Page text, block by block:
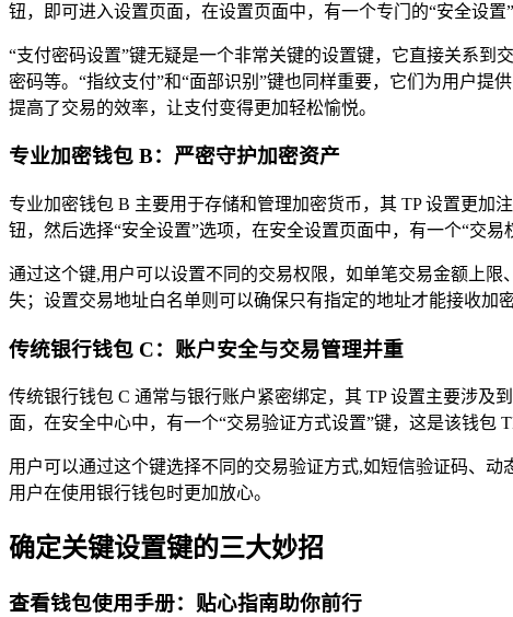
钮，即可进入设置页面，在设置页面中，有一个专门的“安全设置
“支付密码设置”键无疑是一个非常关键的设置键，它直接关系
密码等。“指纹支付”和“面部识别”键也同样重要，它们为用户
提高了交易的效率，让支付变得更加轻松愉悦。
专业加密钱包 B：严密守护加密资产
专业加密钱包 B 主要用于存储和管理加密货币，其 TP 设置更
钮，然后选择“安全设置”选项，在安全设置页面中，有一个“交易
通过这个键,用户可以设置不同的交易权限，如单笔交易金额上
失；设置交易地址白名单则可以确保只有指定的地址才能接收加
传统银行钱包 C：账户安全与交易管理并重
传统银行钱包 C 通常与银行账户紧密绑定，其 TP 设置主要涉及
面，在安全中心中，有一个“交易验证方式设置”键，这是该钱包
用户可以通过这个键选择不同的交易验证方式,如短信验证码、
用户在使用银行钱包时更加放心。
确定关键设置键的三大妙招
查看钱包使用手册：贴心指南助你前行